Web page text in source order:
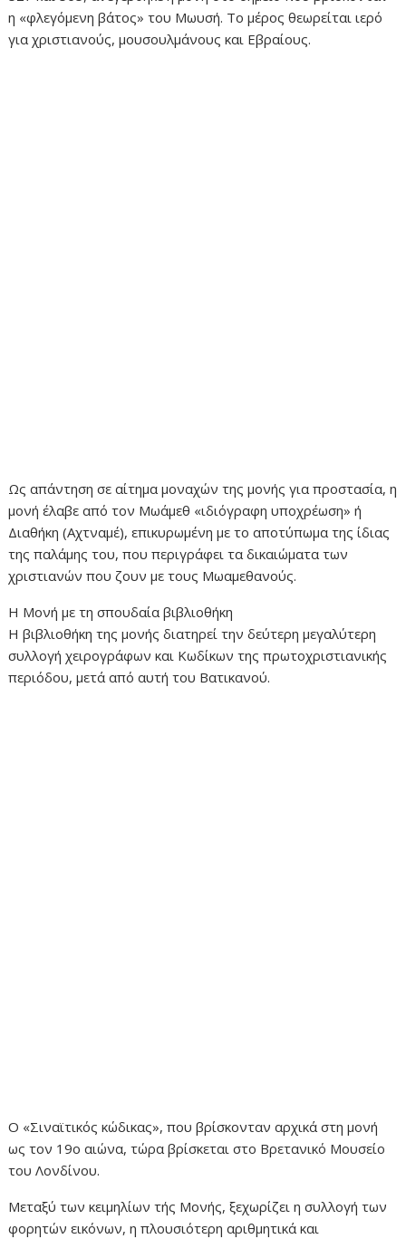
η «φλεγόμενη βάτος» του Μωυσή. Το μέρος θεωρείται ιερό
για χριστιανούς, μουσουλμάνους και Εβραίους.
Ως απάντηση σε αίτημα μοναχών της μονής για προστασία, η
μονή έλαβε από τον Μωάμεθ «ιδιόγραφη υποχρέωση» ή
Διαθήκη (Αχτναμέ), επικυρωμένη με το αποτύπωμα της ίδιας
της παλάμης του, που περιγράφει τα δικαιώματα των
χριστιανών που ζουν με τους Μωαμεθανούς.
Η Μονή με τη σπουδαία βιβλιοθήκη
Η βιβλιοθήκη της μονής διατηρεί την δεύτερη μεγαλύτερη
συλλογή χειρογράφων και Κωδίκων της πρωτοχριστιανικής
περιόδου, μετά από αυτή του Βατικανού.
Ο «Σιναϊτικός κώδικας», που βρίσκονταν αρχικά στη μονή
ως τον 19ο αιώνα, τώρα βρίσκεται στο Βρετανικό Μουσείο
του Λονδίνου.
Μεταξύ των κειμηλίων τής Μονής, ξεχωρίζει η συλλογή των
φορητών εικόνων, η πλουσιότερη αριθμητικά και